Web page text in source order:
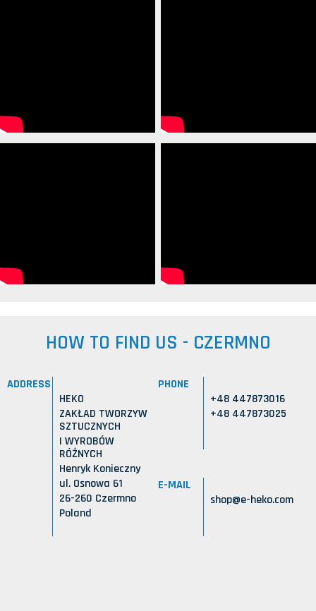
HOW TO FIND US - CZERMNO
ADDRESS
HEKO
ZAKŁAD TWORZYW
SZTUCZNYCH
I WYROBÓW
RÓŻNYCH
Henryk Konieczny
ul. Osnowa 61
26-260 Czermno
Poland
PHONE
+48 447873016
+48 447873025
E-MAIL
shop@e-heko.com